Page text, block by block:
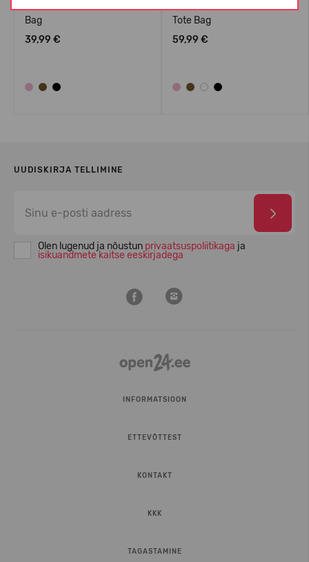
Crocs™ Classic Small Tote
Bag
39,99 €
Crocs™ Classic Medium
Tote Bag
59,99 €
UUDISKIRJA TELLIMINE
Olen lugenud ja nõustun privaatsuspoliitikaga ja
isikuandmete kaitse eeskirjadega
INFORMATSIOON
ETTEVÕTTEST
KONTAKT
KKK
TAGASTAMINE